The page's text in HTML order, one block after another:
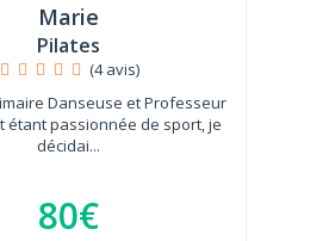
Marie
Pilates
(4 avis)
Danseuse et Professeur
étant passionnée de sport, je
décidai...
80€